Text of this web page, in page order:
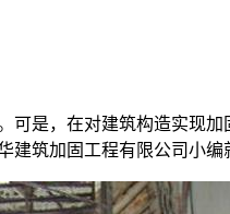
是，在对建筑构造实现
筑加固工程有限公司小